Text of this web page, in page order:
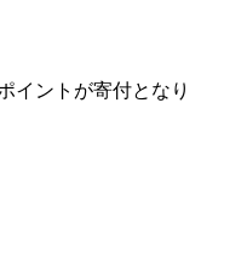
イントが寄付となり